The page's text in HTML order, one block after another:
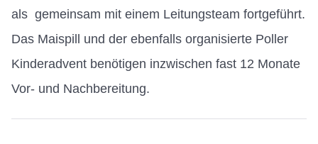
als gemeinsam mit einem Leitungsteam fortgeführt.
Das Maispill und der ebenfalls organisierte Poller
Kinderadvent benötigen inzwischen fast 12 Monate
Vor- und Nachbereitung.